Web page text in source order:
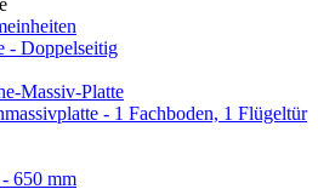
- Doppelseitig
- 1 Fachboden, 1 Flügeltür